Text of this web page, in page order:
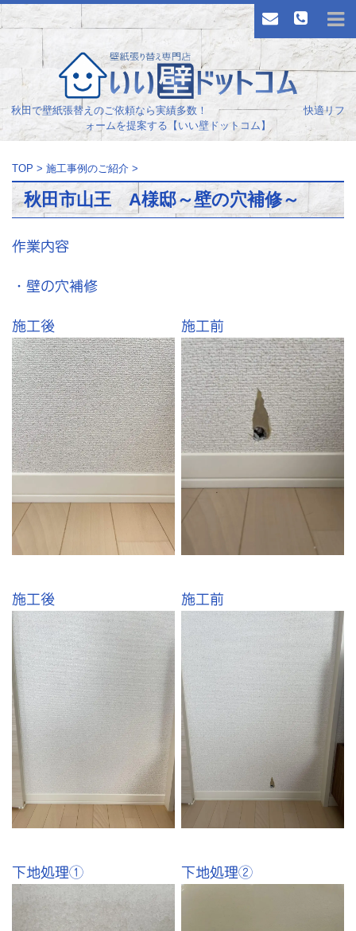
秋田で壁紙張替えのご依頼なら実績多数！ 快適リフ
ォームを提案する【いい壁ドットコム】
TOP > 施工事例のご紹介 >
秋田市山王 A様邸～壁の穴補修～
作業内容
・壁の穴補修
施工後 施工前
施工後 施工前
下地処理① 下地処理②